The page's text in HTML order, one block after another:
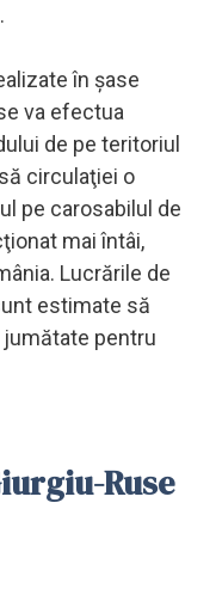
în şase
va efectua
de pe teritoriul
circulaţiei o
pe carosabilul de
mai întâi,
Lucrările de
estimate să
pentru
Ruse